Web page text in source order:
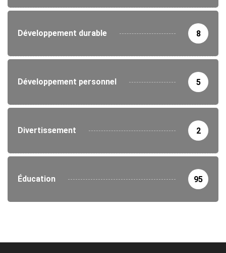
Développement durable 8
Développement personnel 5
Divertissement 2
Éducation 95